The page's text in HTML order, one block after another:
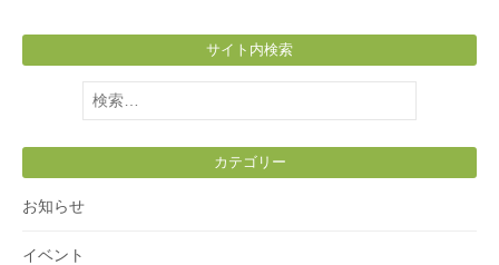
サイト内検索
検
索:
カテゴリー
お知らせ
イベント